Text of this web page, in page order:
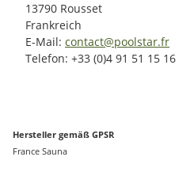
13790 Rousset
Frankreich
E-Mail: contact@poolstar.fr
Telefon: +33 (0)4 91 51 15 16
Hersteller gemäß GPSR
France Sauna